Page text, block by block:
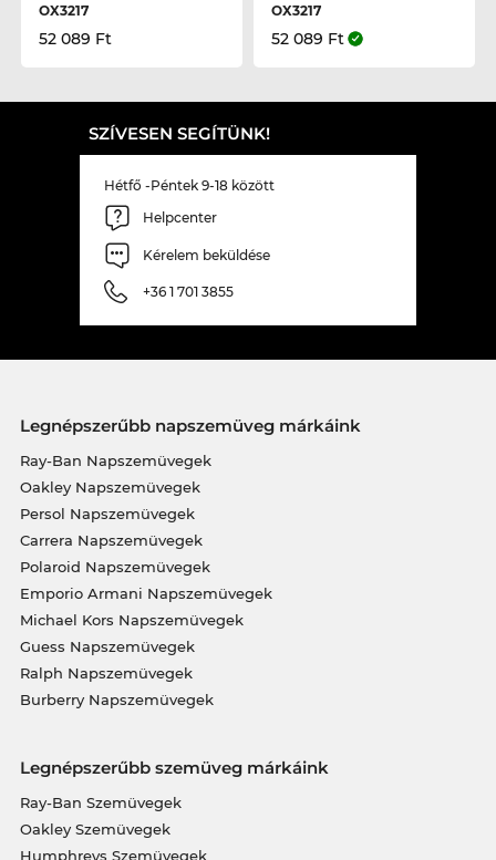
OX3217
52 089 Ft
OX3217
52 089 Ft
SZÍVESEN SEGÍTÜNK!
Hétfő -Péntek 9-18 között
Helpcenter
Kérelem beküldése
+36 1 701 3855
Legnépszerűbb napszemüveg márkáink
Ray-Ban Napszemüvegek
Oakley Napszemüvegek
Persol Napszemüvegek
Carrera Napszemüvegek
Polaroid Napszemüvegek
Emporio Armani Napszemüvegek
Michael Kors Napszemüvegek
Guess Napszemüvegek
Ralph Napszemüvegek
Burberry Napszemüvegek
Legnépszerűbb szemüveg márkáink
Ray-Ban Szemüvegek
Oakley Szemüvegek
Humphreys Szemüvegek